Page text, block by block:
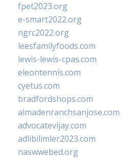
fpet2023.org
e-smart2022.org
ngrc2022.org
leesfamilyfoods.com
lewis-lewis-cpas.com
eleontennis.com
cyetus.com
bradfordshops.com
almadenranchsanjose.com
advocatevijay.com
adlibilimler2023.com
naswwebed.org